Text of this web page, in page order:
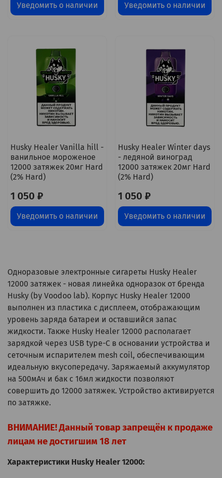
Уведомить о наличии Уведомить о наличии
Husky Healer Vanilla hill -
ванильное мороженое
12000 затяжек 20мг Hard
(2% Hard)
1 050 ₽
Уведомить о наличии
Husky Healer Winter days
- ледяной виноград
12000 затяжек 20мг Hard
(2% Hard)
1 050 ₽
Уведомить о наличии
Одноразовые электронные сигареты Husky Healer
12000 затяжек - новая линейка одноразок от бренда
Husky (by Voodoo lab). Корпус Husky Healer 12000
выполнен из пластика с дисплеем, отображающим
уровень заряда батареи и оставшийся запас
жидкости. Также Husky Healer 12000 располагает
зарядкой через USB type-C в основании устройства и
сеточным испарителем mesh coil, обеспечивающим
идеальную вкусопередачу. Заряжаемый аккумулятор
на 500мАч и бак с 16мл жидкости позволяют
совершить до 12000 затяжек. Устройство активируется
по затяжке.
ВНИМАНИЕ! Данный товар запрещён к продаже
лицам не достигшим 18 лет
Характеристики Husky Healer 12000: